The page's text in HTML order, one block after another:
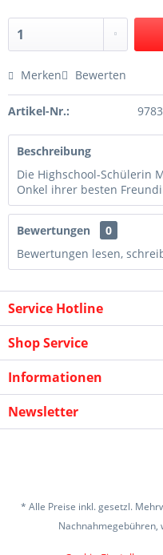
Merken Bewerten
Artikel-Nr.:
Beschreibung
Die Highschool-Schülerin
Onkel ihrer besten
Bewertungen
0
Bewertungen lesen,
Service Hotline
Shop Service
Informationen
Newsletter
* Alle Preise inkl. gesetzl.
Nachnahmegebühren,